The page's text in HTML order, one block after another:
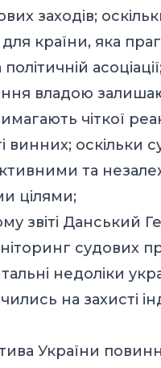
заходів;
країни, яка
владою
чіткої
винних; оскільки
та
цілями;
звіті Данський
судових
недоліки
на захисті
України